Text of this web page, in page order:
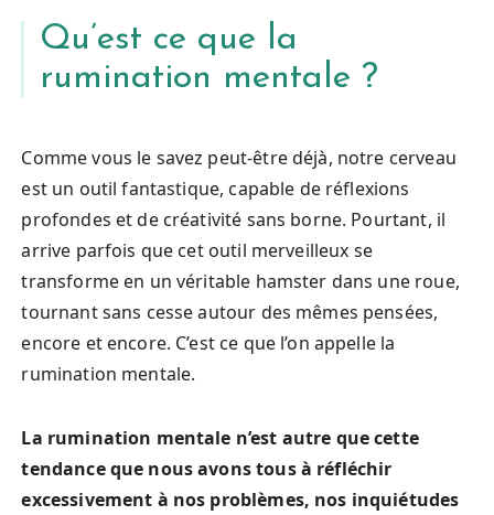
Qu’est ce que la
rumination mentale ?
Comme vous le savez peut-être déjà, notre cerveau
est un outil fantastique, capable de réflexions
profondes et de créativité sans borne. Pourtant, il
arrive parfois que cet outil merveilleux se
transforme en un véritable hamster dans une roue,
tournant sans cesse autour des mêmes pensées,
encore et encore. C’est ce que l’on appelle la
rumination mentale.
La rumination mentale n’est autre que cette
tendance que nous avons tous à réfléchir
excessivement à nos problèmes, nos inquiétudes